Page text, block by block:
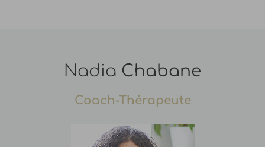
Nadia Chabane
Coach-Thérapeute